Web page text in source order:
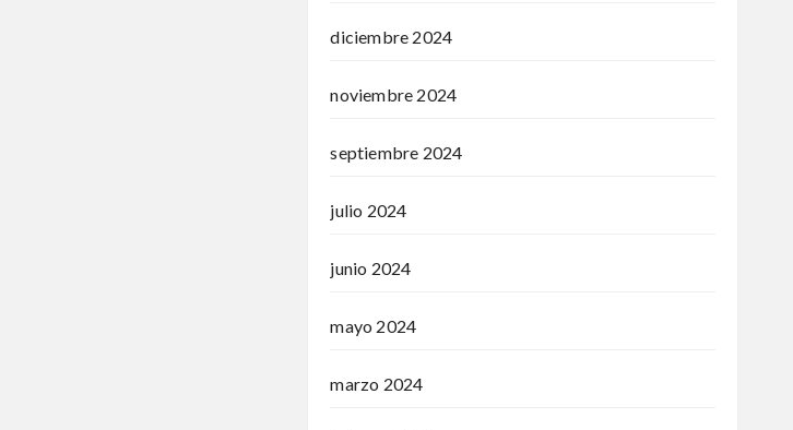
diciembre 2024
noviembre 2024
septiembre 2024
julio 2024
junio 2024
mayo 2024
marzo 2024